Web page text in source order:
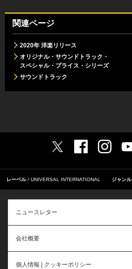
関連ページ
2020年 洋楽リリース
オリジナル・サウンドトラック・
スペシャル・プライス・シリーズ
サウンドトラック
レーベル UNIVERSAL INTERNATIONAL ジャンル
ニュースレター
会社概要
個人情報 | クッキーポリシー